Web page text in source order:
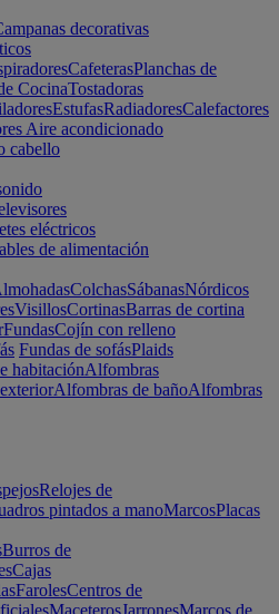
decorativas
CafeterasPlanchas de
CocinaTostadoras
EstufasRadiadoresCalefactores
Aire acondicionado
cabello
eléctricos
de alimentación
ColchasSábanasNórdicos
VisillosCortinasBarras de cortina
FundasCojín con relleno
Fundas de sofásPlaids
habitaciónAlfombras
Alfombras de bañoAlfombras
Relojes de
pintados a manoMarcosPlacas
Burros de
Cajas
FarolesCentros de
MaceterosJarronesMarcos de